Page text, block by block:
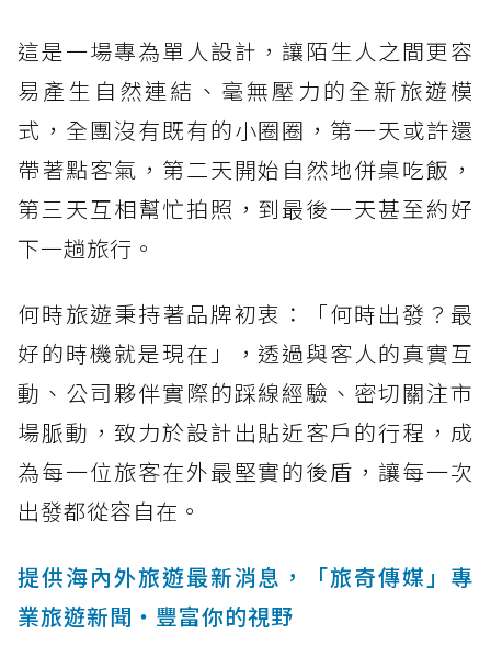
這是一場專為單人設計，讓陌生人之間更容
易產生自然連結、毫無壓力的全新旅遊模
式，全團沒有既有的小圈圈，第一天或許還
帶著點客氣，第二天開始自然地併桌吃飯，
第三天互相幫忙拍照，到最後一天甚至約好
下一趟旅行。
何時旅遊秉持著品牌初衷：「何時出發？最
好的時機就是現在」，透過與客人的真實互
動、公司夥伴實際的踩線經驗、密切關注市
場脈動，致力於設計出貼近客戶的行程，成
為每一位旅客在外最堅實的後盾，讓每一次
出發都從容自在。
提供海內外旅遊最新消息，「旅奇傳媒」專
業旅遊新聞‧豐富你的視野